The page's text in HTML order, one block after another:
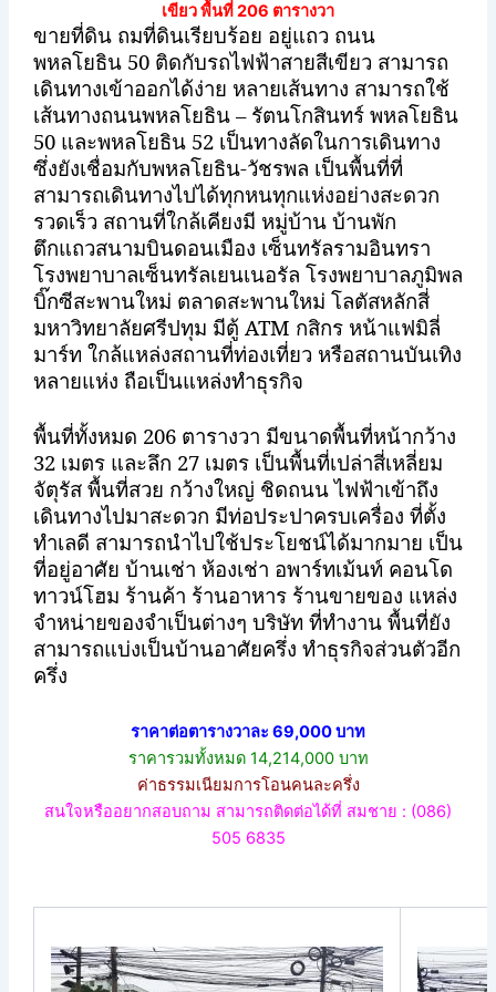
เขียว พื้นที่ 206 ตารางวา
ขายที่ดิน ถมที่ดินเรียบร้อย อยู่แถว ถนน
พหลโยธิน 50 ติดกับรถไฟฟ้าสายสีเขียว สามารถ
เดินทางเข้าออกได้ง่าย หลายเส้นทาง สามารถใช้
เส้นทางถนนพหลโยธิน – รัตนโกสินทร์ พหลโยธิน
50 และพหลโยธิน 52 เป็นทางลัดในการเดินทาง
ซึ่งยังเชื่อมกับพหลโยธิน-วัชรพล เป็นพื้นที่ที่
สามารถเดินทางไปได้ทุกหนทุกแห่งอย่างสะดวก
รวดเร็ว สถานที่ใกล้เคียงมี หมู่บ้าน บ้านพัก
ตึกแถวสนามบินดอนเมือง เซ็นทรัลรามอินทรา
โรงพยาบาลเซ็นทรัลเยนเนอรัล โรงพยาบาลภูมิพล
บิ๊กซีสะพานใหม่ ตลาดสะพานใหม่ โลตัสหลักสี่
มหาวิทยาลัยศรีปทุม มีตู้ATM กสิกร หน้าแฟมิลี่
มาร์ท ใกล้แหล่งสถานที่ท่องเที่ยว หรือสถานบันเทิง
หลายแห่ง ถือเป็นแหล่งทำธุรกิจ
พื้นที่ทั้งหมด 206 ตารางวา มีขนาดพื้นที่หน้ากว้าง
32 เมตร และลึก 27 เมตร เป็นพื้นที่เปล่าสี่เหลี่ยม
จัตุรัส พื้นที่สวย กว้างใหญ่ ชิดถนน ไฟฟ้าเข้าถึง
เดินทางไปมาสะดวก มีท่อประปาครบเครื่อง ที่ตั้ง
ทำเลดี สามารถนำไปใช้ประโยชน์ได้มากมาย เป็น
ที่อยู่อาศัย บ้านเช่า ห้องเช่า อพาร์ทเม้นท์ คอนโด
ทาวน์โฮม ร้านค้า ร้านอาหาร ร้านขายของ แหล่ง
จำหน่ายของจำเป็นต่างๆ บริษัท ที่ทำงาน พื้นที่ยัง
สามารถแบ่งเป็นบ้านอาศัยครึ่ง ทำธุรกิจส่วนตัวอีก
ครึ่ง
ราคาต่อตารางวาละ 69,000 บาท
ราคารวมทั้งหมด 14,214,000 บาท
ค่าธรรมเนียมการโอนคนละครึ่ง
สนใจหรืออยากสอบถาม สามารถติดต่อได้ที่ สมชาย : (086)
505 6835